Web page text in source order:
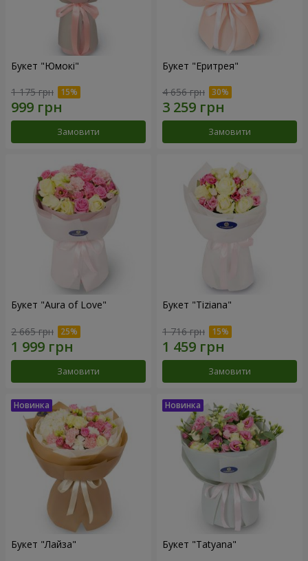
Букет "Юмокі"
1 175 грн
Замовити
Букет "Еритрея"
4 656 грн
Замовити
Букет "Aura of Love"
2 665 грн
Замовити
Букет "Tiziana"
1 716 грн
Замовити
Букет "Лайза" Букет "Tatyana"